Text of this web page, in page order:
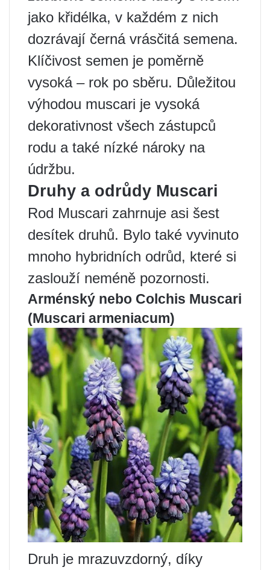
jako křidélka, v každém z nich
dozrávají černá vrásčitá semena.
Klíčivost semen je poměrně
vysoká – rok po sběru. Důležitou
výhodou muscari je vysoká
dekorativnost všech zástupců
rodu a také nízké nároky na
údržbu.
Druhy a odrůdy Muscari
Rod Muscari zahrnuje asi šest
desítek druhů. Bylo také vyvinuto
mnoho hybridních odrůd, které si
zaslouží neméně pozornosti.
Arménský nebo Colchis Muscari
(Muscari armeniacum)
Druh je mrazuvzdorný, díky